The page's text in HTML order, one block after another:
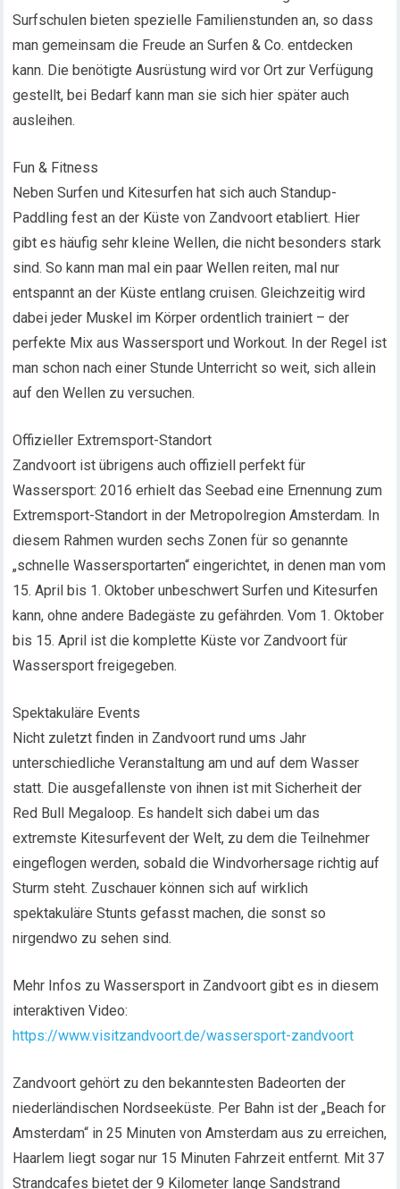
Surfschulen bieten spezielle Familienstunden an, so dass
man gemeinsam die Freude an Surfen & Co. entdecken
kann. Die benötigte Ausrüstung wird vor Ort zur Verfügung
gestellt, bei Bedarf kann man sie sich hier später auch
ausleihen.
Fun & Fitness
Neben Surfen und Kitesurfen hat sich auch Standup-
Paddling fest an der Küste von Zandvoort etabliert. Hier
gibt es häufig sehr kleine Wellen, die nicht besonders stark
sind. So kann man mal ein paar Wellen reiten, mal nur
entspannt an der Küste entlang cruisen. Gleichzeitig wird
dabei jeder Muskel im Körper ordentlich trainiert – der
perfekte Mix aus Wassersport und Workout. In der Regel ist
man schon nach einer Stunde Unterricht so weit, sich allein
auf den Wellen zu versuchen.
Offizieller Extremsport-Standort
Zandvoort ist übrigens auch offiziell perfekt für
Wassersport: 2016 erhielt das Seebad eine Ernennung zum
Extremsport-Standort in der Metropolregion Amsterdam. In
diesem Rahmen wurden sechs Zonen für so genannte
„schnelle Wassersportarten“ eingerichtet, in denen man vom
15. April bis 1. Oktober unbeschwert Surfen und Kitesurfen
kann, ohne andere Badegäste zu gefährden. Vom 1. Oktober
bis 15. April ist die komplette Küste vor Zandvoort für
Wassersport freigegeben.
Spektakuläre Events
Nicht zuletzt finden in Zandvoort rund ums Jahr
unterschiedliche Veranstaltung am und auf dem Wasser
statt. Die ausgefallenste von ihnen ist mit Sicherheit der
Red Bull Megaloop. Es handelt sich dabei um das
extremste Kitesurfevent der Welt, zu dem die Teilnehmer
eingeflogen werden, sobald die Windvorhersage richtig auf
Sturm steht. Zuschauer können sich auf wirklich
spektakuläre Stunts gefasst machen, die sonst so
nirgendwo zu sehen sind.
Mehr Infos zu Wassersport in Zandvoort gibt es in diesem
interaktiven Video:
https://www.visitzandvoort.de/wassersport-zandvoort
Zandvoort gehört zu den bekanntesten Badeorten der
niederländischen Nordseeküste. Per Bahn ist der „Beach for
Amsterdam“ in 25 Minuten von Amsterdam aus zu erreichen,
Haarlem liegt sogar nur 15 Minuten Fahrzeit entfernt. Mit 37
Strandcafes bietet der 9 Kilometer lange Sandstrand